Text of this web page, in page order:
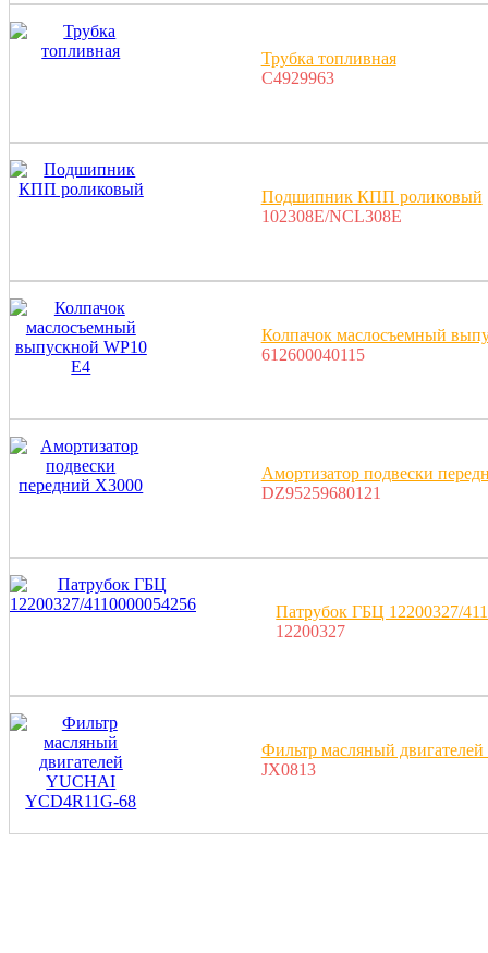
Трубка топливная
C4929963
Подшипник КПП роликовый
102308E/NCL308E
Колпачок маслосъемный
612600040115
Амортизатор подвески
DZ95259680121
Патрубок ГБЦ 12200327/
12200327
Фильтр масляный
JX0813